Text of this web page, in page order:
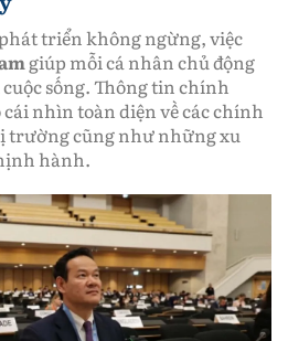
triển không ngừng, việc
giúp mỗi cá nhân chủ động
sống. Thông tin chính
nhìn toàn diện về các chính
trường cũng như những xu
hành.